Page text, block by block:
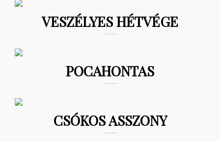
VESZÉLYES HÉTVÉGE
POCAHONTAS
CSÓKOS ASSZONY